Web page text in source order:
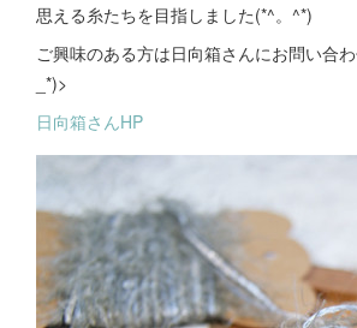
思える糸たちを目指しました(*^。^*)
ご興味のある方は日向箱さんにお問い合わ
_*)>
日向箱さんHP